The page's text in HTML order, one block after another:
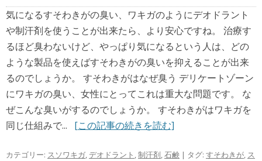
気になるすそわきがの臭い、ワキガのようにデオドラント
や制汗剤を使うことが出来たら、より安心ですね。 治療す
るほど臭わないけど、やっぱり気になるという人は、どの
ような製品を使えばすそわきがの臭いを抑えることが出来
るのでしょうか。 すそわきがはなぜ臭う デリケートゾーン
にワキガの臭い、女性にとってこれは重大な問題です。 な
ぜこんな臭いがするのでしょうか。 すそわきがはワキガを
同じ仕組みで... [この記事の続きを読む]
カテゴリー: スソワキガ, デオドラント ,制汗剤,石鹸 | タグ: すそわきが, ス